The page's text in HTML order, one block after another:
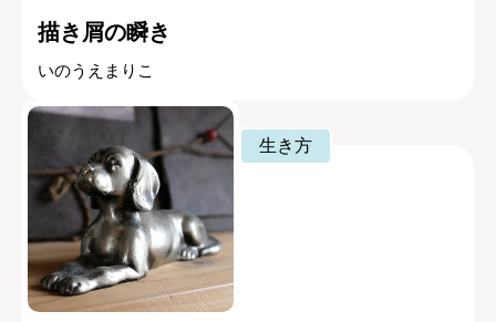
描き屑の瞬き
いのうえまりこ
生き方